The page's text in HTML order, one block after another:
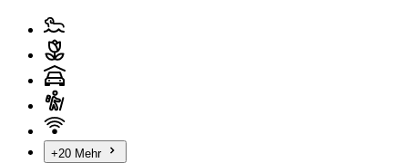
+20 Mehr